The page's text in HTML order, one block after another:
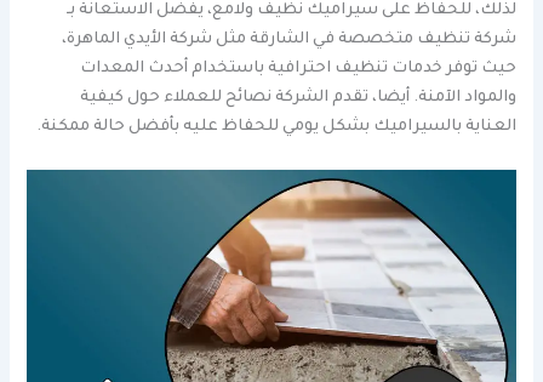
لذلك، للحفاظ على سيراميك نظيف ولامع، يفضل الاستعانة بـ
شركة تنظيف متخصصة في الشارقة مثل شركة الأيدي الماهرة،
حيث توفر خدمات تنظيف احترافية باستخدام أحدث المعدات
والمواد الآمنة. أيضا، تقدم الشركة نصائح للعملاء حول كيفية
العناية بالسيراميك بشكل يومي للحفاظ عليه بأفضل حالة ممكنة.